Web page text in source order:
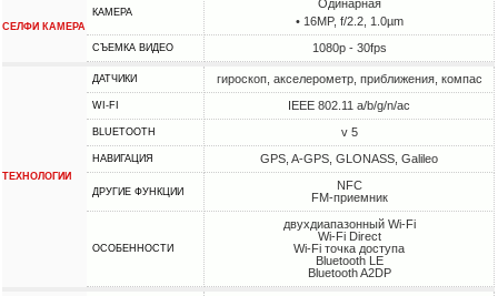
СЕЛФИ КАМЕРА
КАМЕРА
Одинарная
• 16MP, f/2.2, 1.0µm
СЪЕМКА ВИДЕО 1080p - 30fps
ТЕХНОЛОГИИ
ДАТЧИКИ гироскоп, акселерометр, приближения, компас
WI-FI IEEE 802.11 a/b/g/n/ac
BLUETOOTH v 5
НАВИГАЦИЯ GPS, A-GPS, GLONASS, Galileo
ДРУГИЕ ФУНКЦИИ
NFC
FM-приемник
ОСОБЕННОСТИ
двухдиапазонный Wi-Fi
Wi-Fi Direct
Wi-Fi точка доступа
Bluetooth LE
Bluetooth A2DP